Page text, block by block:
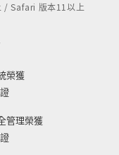
/ Safari 版本11以上
榮獲
管理榮獲